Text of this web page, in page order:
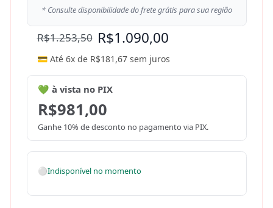
* Consulte disponibilidade do frete grátis para sua região
R$1.253,50 R$1.090,00
💳 Até 6x de R$181,67sem juros
💚 à vista no PIX
R$981,00
Ganhe 10% de desconto no pagamento via PIX.
⚪Indisponível no momento